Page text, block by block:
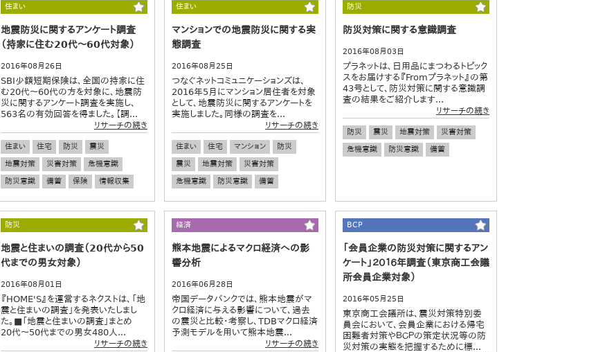
住まい
地震防災に関するアンケート調査
（持家に住む20代～60代対象）
2016年08月26日
SBI少額短期保険は、全国の持家に住
む20代～60代の方を対象に、地震防
災に関するアンケート調査を実施し、
563名の有効回答を得ました。【調...
リサーチの続き
住まい 住宅 防災
震災
地震対策
災害対策
危機意識
防災意識
備蓄 保険 情報収集
住まい
マンションでの地震防災に関する実
態調査
2016年08月25日
つなぐネットコミュニケーションズは、
2016年5月にマンション居住者を対象
として、地震防災に関するアンケートを
実施しました。同様の調査を...
リサーチの続き
住まい 住宅 マンション
防災
震災
地震対策
災害対策
危機意識
防災意識 備蓄
防災
防災対策に関する意識調査
2016年08月03日
プラネットは、日用品にまつわるトピック
スをお届けする『Fromプラネット』の第
43号として、防災対策に関する意識調
査の結果をご紹介します...
リサーチの続き
防災 震災 地震対策
災害対策
危機意識
防災意識 備蓄
防災
地震と住まいの調査（20代から50
代までの男女対象）
2016年08月01日
『HOME'S』を運営するネクストは、「地
震と住まいの調査」を発表いたしまし
た。■「地震と住まいの調査」まとめ
20代～50代までの男女480人...
リサーチの続き
経済
熊本地震によるマクロ経済への影
響分析
2016年06月28日
帝国データバンクでは、熊本地震がマ
クロ経済に与える影響について、過去
の震災と比較・考察し、TDBマクロ経済
予測モデルを用いて熊本地震...
リサーチの続き
BCP
「会員企業の防災対策に関するアン
ケート」２０１６年調査（東京商工会議
所会員企業対象）
2016年05月25日
東京商工会議所は、震災対策特別委
員会において、会員企業における帰宅
困難者対策やＢＣＰの策定状況等の防
災対策の実態を把握するために標...